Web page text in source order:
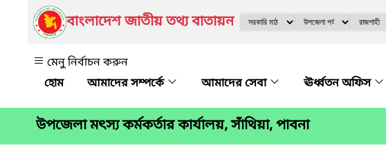
বাংলাদেশ জাতীয় তথ্য বাতায়ন
মেনু নির্বাচন করুন
আমাদের সম্পর্কে
আমাদের সেবা ঊর্ধ্বতন অফিস
উপজেলা মৎস্য কর্মকর্তার কার্যালয়, সাঁথিয়া, পাবনা